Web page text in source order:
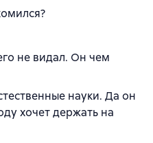
не видал. Он чем
науки. Да он
хочет держать на